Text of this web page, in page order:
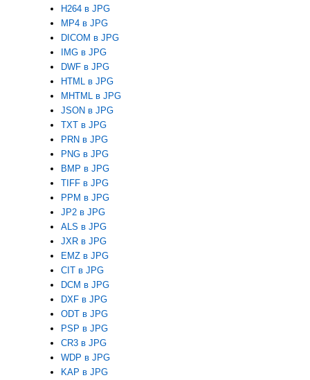
H264 в JPG
MP4 в JPG
DICOM в JPG
IMG в JPG
DWF в JPG
HTML в JPG
MHTML в JPG
JSON в JPG
TXT в JPG
PRN в JPG
PNG в JPG
BMP в JPG
TIFF в JPG
PPM в JPG
JP2 в JPG
ALS в JPG
JXR в JPG
EMZ в JPG
CIT в JPG
DCM в JPG
DXF в JPG
ODT в JPG
PSP в JPG
CR3 в JPG
WDP в JPG
KAP в JPG